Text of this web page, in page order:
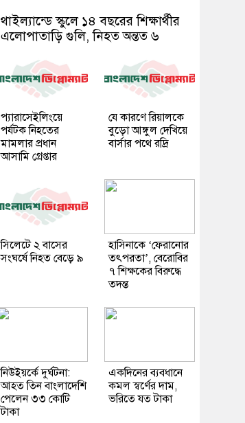
থাইল্যান্ডে স্কুলে ১৪ বছরের শিক্ষার্থীর
এলোপাতাড়ি গুলি, নিহত অন্তত ৬
প্যারাসেইলিংয়ে
পর্যটক নিহতের
মামলার প্রধান
আসামি গ্রেপ্তার
যে কারণে রিয়ালকে
বুড়ো আঙ্গুল দেখিয়ে
বার্সার পথে রদ্রি
সিলেটে ২ বাসের
সংঘর্ষে নিহত বেড়ে ৯
হাসিনাকে ‘ফেরানোর
তৎপরতা’, বেরোবির
৭ শিক্ষকের বিরুদ্ধে
তদন্ত
নিউইয়র্কে দুর্ঘটনা:
আহত তিন বাংলাদেশি
পেলেন ৩৩ কোটি
টাকা
একদিনের ব্যবধানে
কমল স্বর্ণের দাম,
ভরিতে যত টাকা